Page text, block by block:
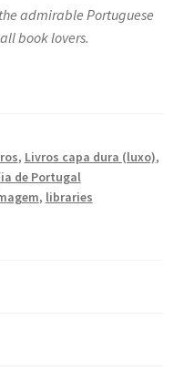
Fotográfica Fnac
Spot Flowers
admirable Portuguese
book lovers.
, Livros capa dura (luxo),
de Portugal
, libraries